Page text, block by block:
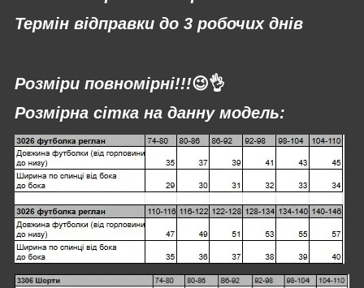
Термін відправки до 3 робочих днів
Розміри повномірні!!!😉👌
Розмірна сітка на данну модель: